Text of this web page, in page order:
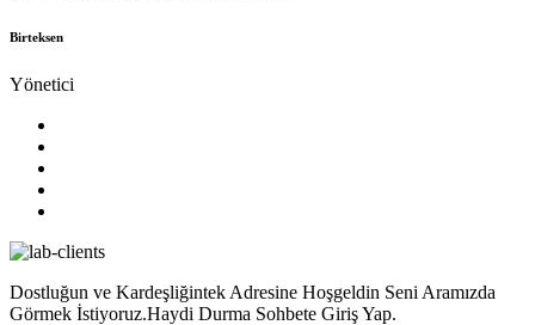
Birteksen
Yönetici
Dostluğun ve Kardeşliğintek Adresine Hoşgeldin Seni Aramızda
Görmek İstiyoruz.Haydi Durma Sohbete Giriş Yap.